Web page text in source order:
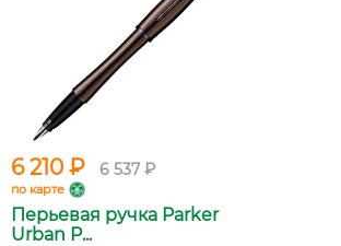
6 210 ₽ 6 537 ₽
по карте
Перьевая ручка Parker
Urban P...